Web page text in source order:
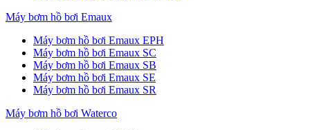
Máy bơm hồ bơi Emaux
Máy bơm hồ bơi Emaux EPH
Máy bơm hồ bơi Emaux SC
Máy bơm hồ bơi Emaux SB
Máy bơm hồ bơi Emaux SE
Máy bơm hồ bơi Emaux SR
Máy bơm hồ bơi Waterco